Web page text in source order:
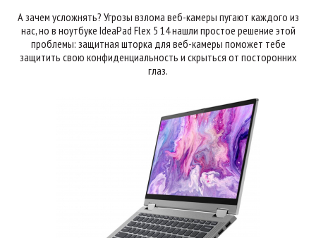
А зачем усложнять? Угрозы взлома веб-камеры пугают каждого из
нас, но в ноутбуке IdeaPad Flex 5 14 нашли простое решение этой
проблемы: защитная шторка для веб-камеры поможет тебе
защитить свою конфиденциальность и скрыться от посторонних
глаз.